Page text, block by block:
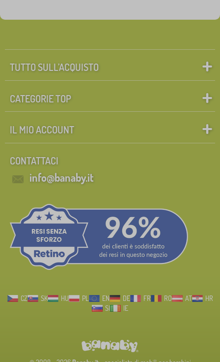
TUTTO SULL’ACQUISTO
CATEGORIE TOP
IL MIO ACCOUNT
CONTATTACI
info@banaby.it
CZ SK HU PL EN DE FR RO AT
HR
SI
IE